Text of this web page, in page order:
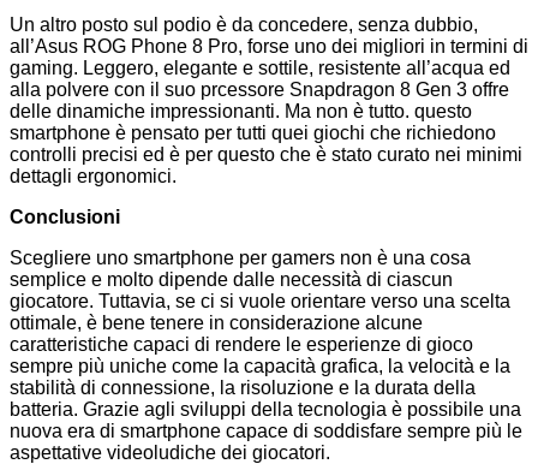
Un altro posto sul podio è da concedere, senza dubbio,
all’Asus ROG Phone 8 Pro, forse uno dei migliori in termini di
gaming. Leggero, elegante e sottile, resistente all’acqua ed
alla polvere con il suo prcessore Snapdragon 8 Gen 3 offre
delle dinamiche impressionanti. Ma non è tutto. questo
smartphone è pensato per tutti quei giochi che richiedono
controlli precisi ed è per questo che è stato curato nei minimi
dettagli ergonomici.
Conclusioni
Scegliere uno smartphone per gamers non è una cosa
semplice e molto dipende dalle necessità di ciascun
giocatore. Tuttavia, se ci si vuole orientare verso una scelta
ottimale, è bene tenere in considerazione alcune
caratteristiche capaci di rendere le esperienze di gioco
sempre più uniche come la capacità grafica, la velocità e la
stabilità di connessione, la risoluzione e la durata della
batteria. Grazie agli sviluppi della tecnologia è possibile una
nuova era di smartphone capace di soddisfare sempre più le
aspettative videoludiche dei giocatori.